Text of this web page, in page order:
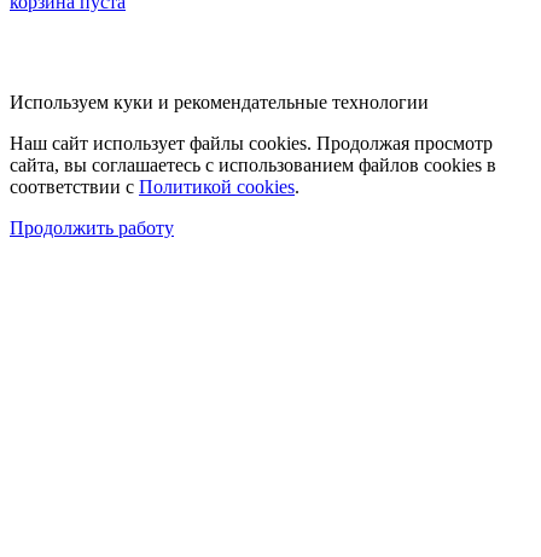
Используем куки и рекомендательные технологии
Наш сайт использует файлы cookies. Продолжая просмотр
сайта, вы соглашаетесь с использованием файлов cookies в
соответствии с Политикой cookies.
Продолжить работу